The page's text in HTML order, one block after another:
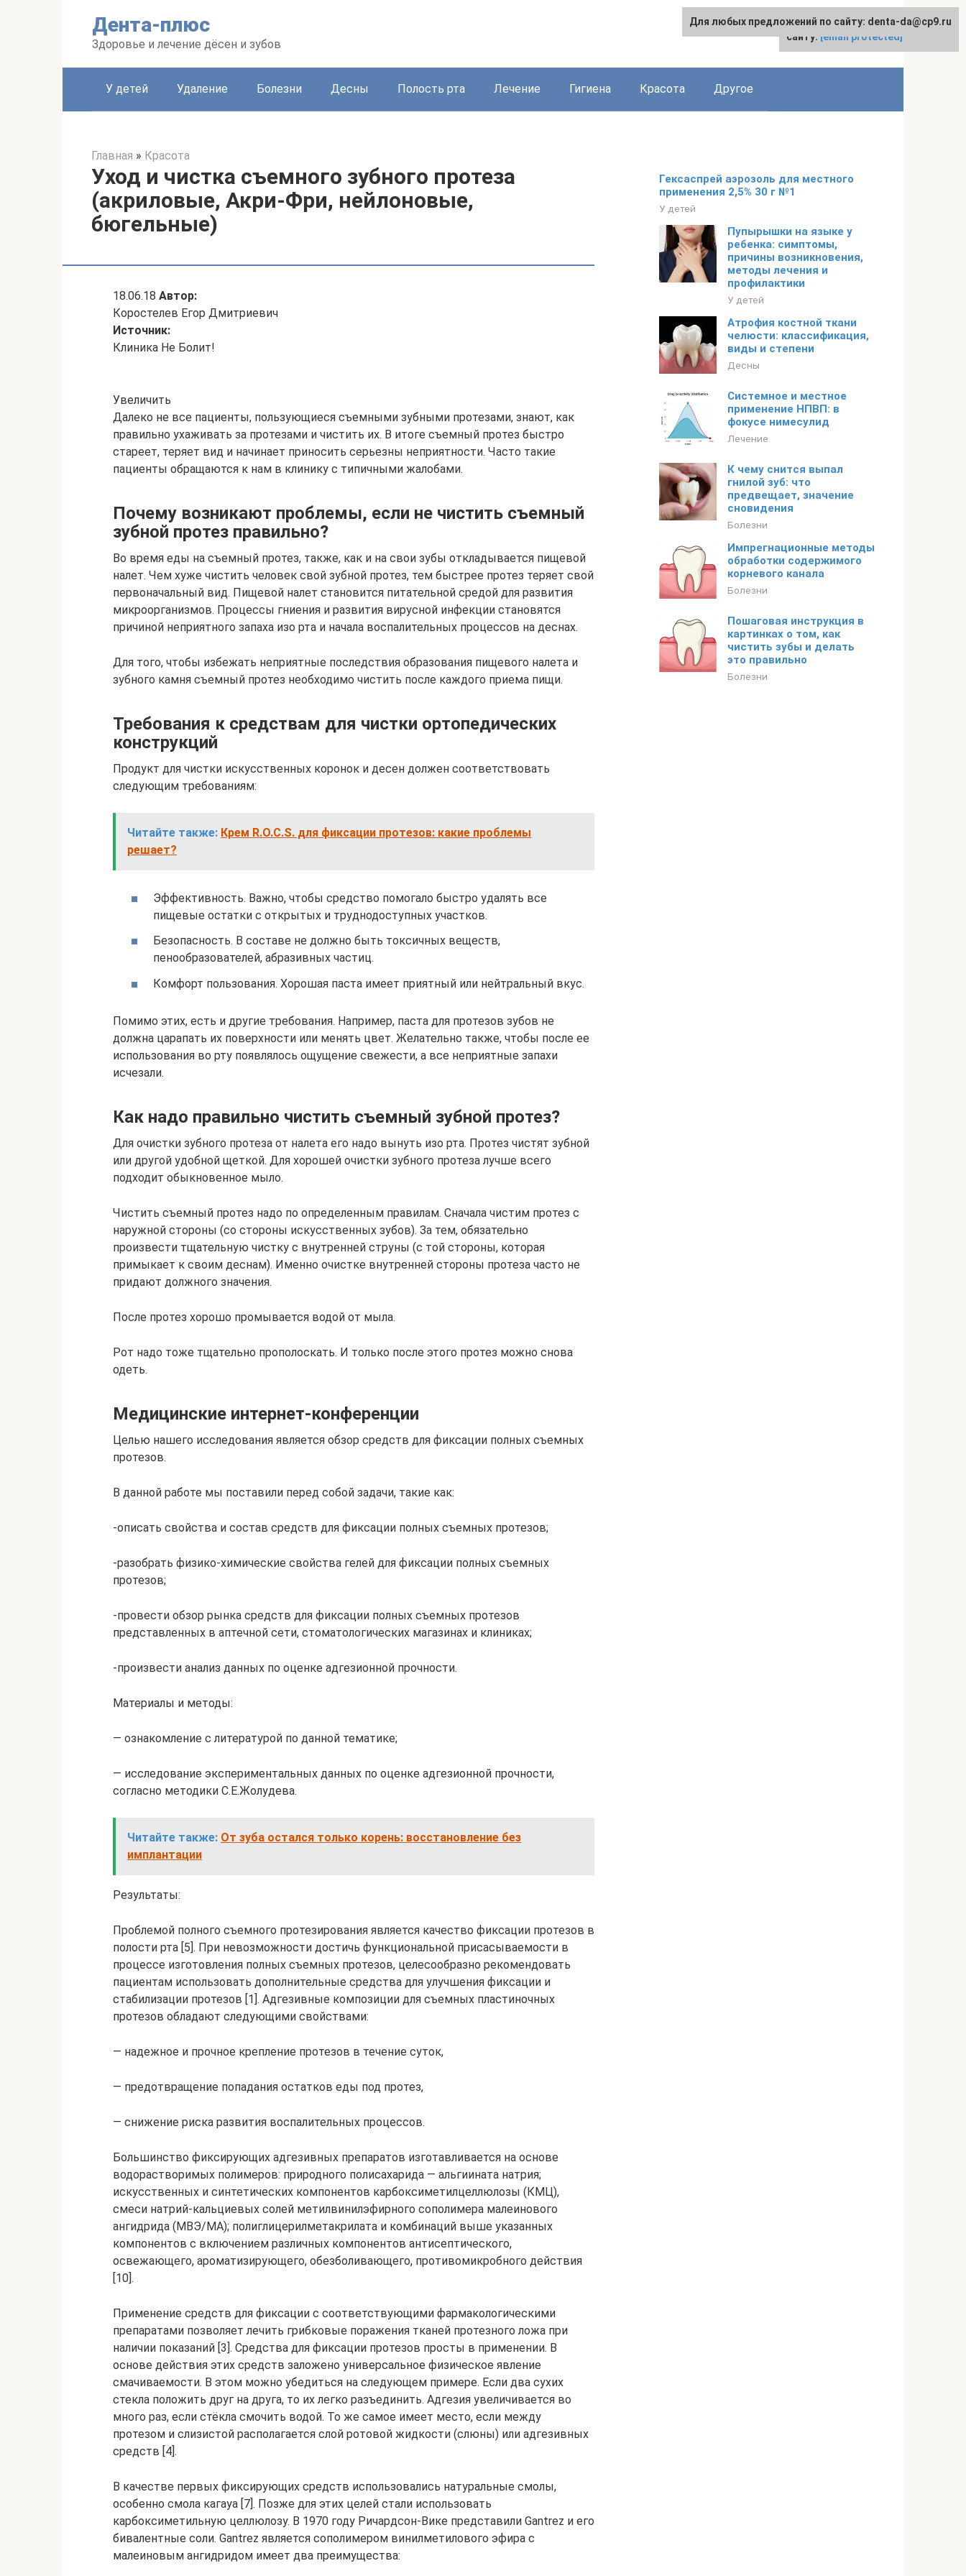
Дента-плюс
Здоровье и лечение дёсен и зубов
English
У детей Удаление Болезни Десны Полость рта Лечение Гигиена Красота Другое
Главная » Красота
Уход и чистка съемного зубного протеза
(акриловые, Акри-Фри, нейлоновые,
бюгельные)
18.06.18 Автор:
Коростелев Егор Дмитриевич
Источник:
Клиника Не Болит!
Увеличить
Далеко не все пациенты, пользующиеся съемными зубными протезами, знают, как
правильно ухаживать за протезами и чистить их. В итоге съемный протез быстро
стареет, теряет вид и начинает приносить серьезны неприятности. Часто такие
пациенты обращаются к нам в клинику с типичными жалобами.
Почему возникают проблемы, если не чистить съемный
зубной протез правильно?
Во время еды на съемный протез, также, как и на свои зубы откладывается пищевой
налет. Чем хуже чистить человек свой зубной протез, тем быстрее протез теряет свой
первоначальный вид. Пищевой налет становится питательной средой для развития
микроорганизмов. Процессы гниения и развития вирусной инфекции становятся
причиной неприятного запаха изо рта и начала воспалительных процессов на деснах.
Для того, чтобы избежать неприятные последствия образования пищевого налета и
зубного камня съемный протез необходимо чистить после каждого приема пищи.
Требования к средствам для чистки ортопедических
конструкций
Продукт для чистки искусственных коронок и десен должен соответствовать
следующим требованиям:
Читайте также: Крем R.O.C.S. для фиксации протезов: какие проблемы
решает?
Эффективность. Важно, чтобы средство помогало быстро удалять все
пищевые остатки с открытых и труднодоступных участков.
Безопасность. В составе не должно быть токсичных веществ,
пенообразователей, абразивных частиц.
Комфорт пользования. Хорошая паста имеет приятный или нейтральный вкус.
Помимо этих, есть и другие требования. Например, паста для протезов зубов не
должна царапать их поверхности или менять цвет. Желательно также, чтобы после ее
использования во рту появлялось ощущение свежести, а все неприятные запахи
исчезали.
Как надо правильно чистить съемный зубной протез?
Для очистки зубного протеза от налета его надо вынуть изо рта. Протез чистят зубной
или другой удобной щеткой. Для хорошей очистки зубного протеза лучше всего
подходит обыкновенное мыло.
Чистить съемный протез надо по определенным правилам. Сначала чистим протез с
наружной стороны (со стороны искусственных зубов). За тем, обязательно
произвести тщательную чистку с внутренней струны (с той стороны, которая
примыкает к своим деснам). Именно очистке внутренней стороны протеза часто не
придают должного значения.
После протез хорошо промывается водой от мыла.
Рот надо тоже тщательно прополоскать. И только после этого протез можно снова
одеть.
Медицинские интернет-конференции
Целью нашего исследования является обзор средств для фиксации полных съемных
протезов.
В данной работе мы поставили перед собой задачи, такие как:
-описать свойства и состав средств для фиксации полных съемных протезов;
-разобрать физико-химические свойства гелей для фиксации полных съемных
протезов;
-провести обзор рынка средств для фиксации полных съемных протезов
представленных в аптечной сети, стоматологических магазинах и клиниках;
-произвести анализ данных по оценке адгезионной прочности.
Материалы и методы:
— ознакомление с литературой по данной тематике;
— исследование экспериментальных данных по оценке адгезионной прочности,
согласно методики С.Е.Жолудева.
Читайте также: От зуба остался только корень: восстановление без
имплантации
Результаты:
Проблемой полного съемного протезирования является качество фиксации протезов в
полости рта [5]. При невозможности достичь функциональной присасываемости в
процессе изготовления полных съемных протезов, целесообразно рекомендовать
пациентам использовать дополнительные средства для улучшения фиксации и
стабилизации протезов [1]. Адгезивные композиции для съемных пластиночных
протезов обладают следующими свойствами:
— надежное и прочное крепление протезов в течение суток,
— предотвращение попадания остатков еды под протез,
— снижение риска развития воспалительных процессов.
Большинство фиксирующих адгезивных препаратов изготавливается на основе
водорастворимых полимеров: природного полисахарида — альгиината натрия;
искусственных и синтетических компонентов карбоксиметилцеллюлозы (КМЦ),
смеси натрий-кальциевых солей метилвинилэфирного сополимера малеинового
ангидрида (МВЭ/МА); полиглицерилметакрилата и комбинаций выше указанных
компонентов с включением различных компонентов антисептического,
освежающего, ароматизирующего, обезболивающего, противомикробного действия
[10].
Применение средств для фиксации с соответствующими фармакологическими
препаратами позволяет лечить грибковые поражения тканей протезного ложа при
наличии показаний [3]. Средства для фиксации протезов просты в применении. В
основе действия этих средств заложено универсальное физическое явление
смачиваемости. В этом можно убедиться на следующем примере. Если два сухих
стекла положить друг на друга, то их легко разъединить. Адгезия увеличивается во
много раз, если стёкла смочить водой. То же самое имеет место, если между
протезом и слизистой располагается слой ротовой жидкости (слюны) или адгезивных
средств [4].
В качестве первых фиксирующих средств использовались натуральные смолы,
особенно смола кагауа [7]. Позже для этих целей стали использовать
карбоксиметильную целлюлозу. В 1970 году Ричардсон-Вике представили Gantrez и его
бивалентные соли. Gantrez является сополимером винилметилового эфира с
малеиновым ангидридом имеет два преимущества:
Гексаспрей аэрозоль для местного
применения 2,5% 30 г №1
У детей
Пупырышки на языке у
ребенка: симптомы,
причины возникновения,
методы лечения и
профилактики
У детей
Атрофия костной ткани
челюсти: классификация,
виды и степени
Десны
Системное и местное
применение НПВП: в
фокусе нимесулид
Лечение
К чему снится выпал
гнилой зуб: что
предвещает, значение
сновидения
Болезни
Импрегнационные методы
обработки содержимого
корневого канала
Болезни
Пошаговая инструкция в
картинках о том, как
чистить зубы и делать
это правильно
Болезни
Для любых предложений по
сайту: [email protected]
Для любых предложений по сайту: denta-da@cp9.ru